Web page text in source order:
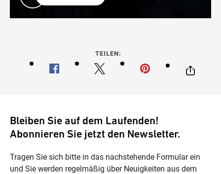
TEILEN:
Bleiben Sie auf dem Laufenden!
Abonnieren Sie jetzt den Newsletter.
Tragen Sie sich bitte in das nachstehende Formular ein
und Sie werden regelmäßig über Neuigkeiten aus dem